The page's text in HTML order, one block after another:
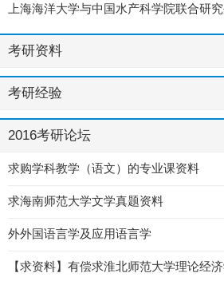
生招生目录
上海海洋大学与中国水产科学院联合研
考研资料
考研经验
2016考研论坛
求购学科教学（语文）的专业课资料
求海南师范大学文学真题资料
外外国语言学及应用语言学
【求资料】有偿求淮北师范大学理论经